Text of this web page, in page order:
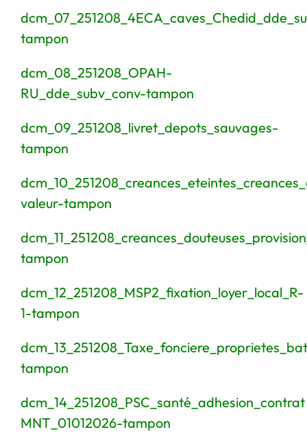
tampon
dcm_08_251208_OPAH-
RU_dde_subv_conv-tampon
dcm_09_251208_livret_depots_sauvages-
tampon
valeur-tampon
tampon
dcm_12_251208_MSP2_fixation_loyer_local_R-
1-tampon
tampon
dcm_14_251208_PSC_santé_adhesion_contrat
MNT_01012026-tampon